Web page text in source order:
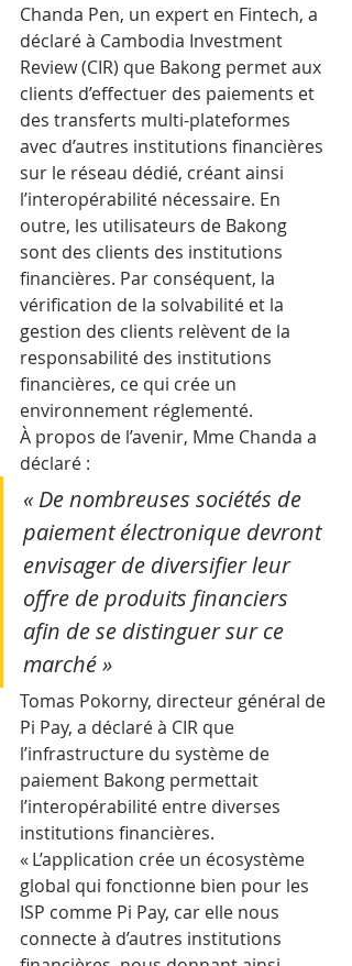
Chanda Pen, un expert en Fintech, a
déclaré à Cambodia Investment
Review (CIR) que Bakong permet aux
clients d’effectuer des paiements et
des transferts multi-plateformes
avec d’autres institutions financières
sur le réseau dédié, créant ainsi
l’interopérabilité nécessaire. En
outre, les utilisateurs de Bakong
sont des clients des institutions
financières. Par conséquent, la
vérification de la solvabilité et la
gestion des clients relèvent de la
responsabilité des institutions
financières, ce qui crée un
environnement réglementé.
À propos de l’avenir, Mme Chanda a
déclaré :
« De nombreuses sociétés de
paiement électronique devront
envisager de diversifier leur
offre de produits financiers
afin de se distinguer sur ce
marché »
Tomas Pokorny, directeur général de
Pi Pay, a déclaré à CIR que
l’infrastructure du système de
paiement Bakong permettait
l’interopérabilité entre diverses
institutions financières.
« L’application crée un écosystème
global qui fonctionne bien pour les
ISP comme Pi Pay, car elle nous
connecte à d’autres institutions